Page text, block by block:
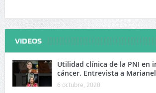
VIDEOS
Utilidad clínica de la PNI en
cáncer. Entrevista a
6 octubre, 2020